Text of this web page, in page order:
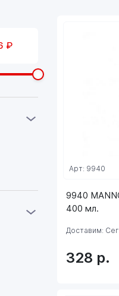
9940
400 мл.
Арт: 9940
Доставим:
328 р.